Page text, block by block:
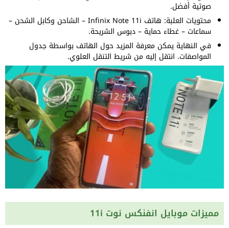
صوتية أفضل.
محتويات العلبة: هاتف Infinix Note 11i – الشاحن وكابل الشحن –
سماعات – غطاء حماية – دبوس الشريحة.
في النهاية يمكن معرفة المزيد حول الهاتف بواسطة جدول
المواصفات. انتقل إليه من شريط التنقل العلوي.
مميزات موبايل انفنكس نوت 11i